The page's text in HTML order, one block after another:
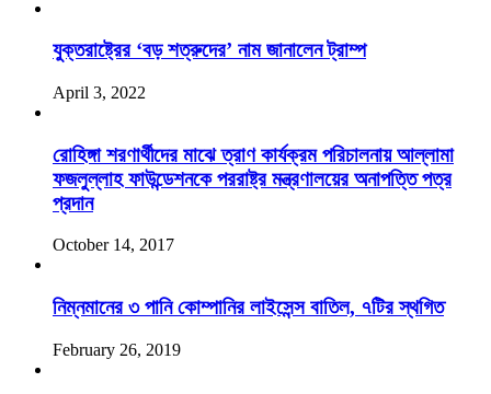
যুক্তরাষ্ট্রের ‘বড় শত্রুদের’ নাম জানালেন ট্রাম্প
April 3, 2022
রোহিঙ্গা শরণার্থীদের মাঝে ত্রাণ কার্যক্রম পরিচালনায় আল্লামা
ফজলুল্লাহ ফাউন্ডেশনকে পররাষ্ট্র মন্ত্রণালয়ের অনাপত্তি পত্র
প্রদান
October 14, 2017
নিম্নমানের ৩ পানি কোম্পানির লাইসেন্স বাতিল, ৭টির স্থগিত
February 26, 2019